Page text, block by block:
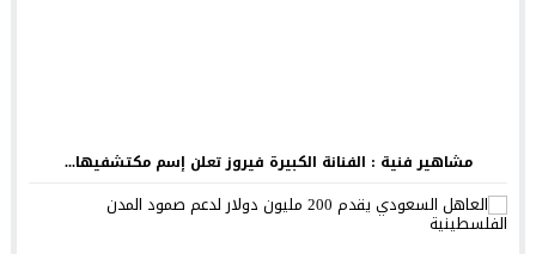
مشاهير فنية : الفنانة الكبيرة فيروز تعلن إسم مكتشفيها...